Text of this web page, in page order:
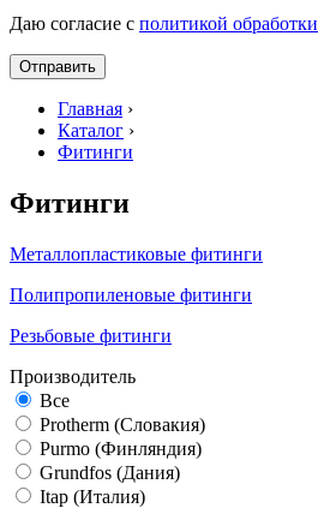
Даю согласие с политикой
Главная ›
Каталог ›
Фитинги
Фитинги
Металлопластиковые фитинги
Полипропиленовые фитинги
Резьбовые фитинги
Производитель
Все
Protherm (Словакия)
Purmo (Финляндия)
Grundfos (Дания)
Itap (Италия)